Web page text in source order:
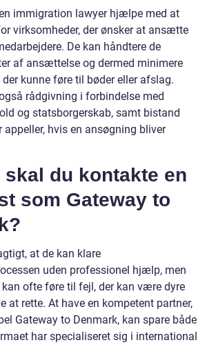
immigration lawyer hjælpe med at
virksomheder, der ønsker at ansætte
De kan håndtere de
af ansættelse og dermed minimere
kunne føre til bøder eller afslag.
rådgivning i forbindelse med
og statsborgerskab, samt bistand
appeller, hvis en ansøgning bliver
skal du kontakte en
som Gateway to
at de kan klare
uden professionel hjælp, men
ofte føre til fejl, der kan være dyre
at rette. At have en kompetent partner,
Gateway to Denmark, kan spare både
har specialiseret sig i international